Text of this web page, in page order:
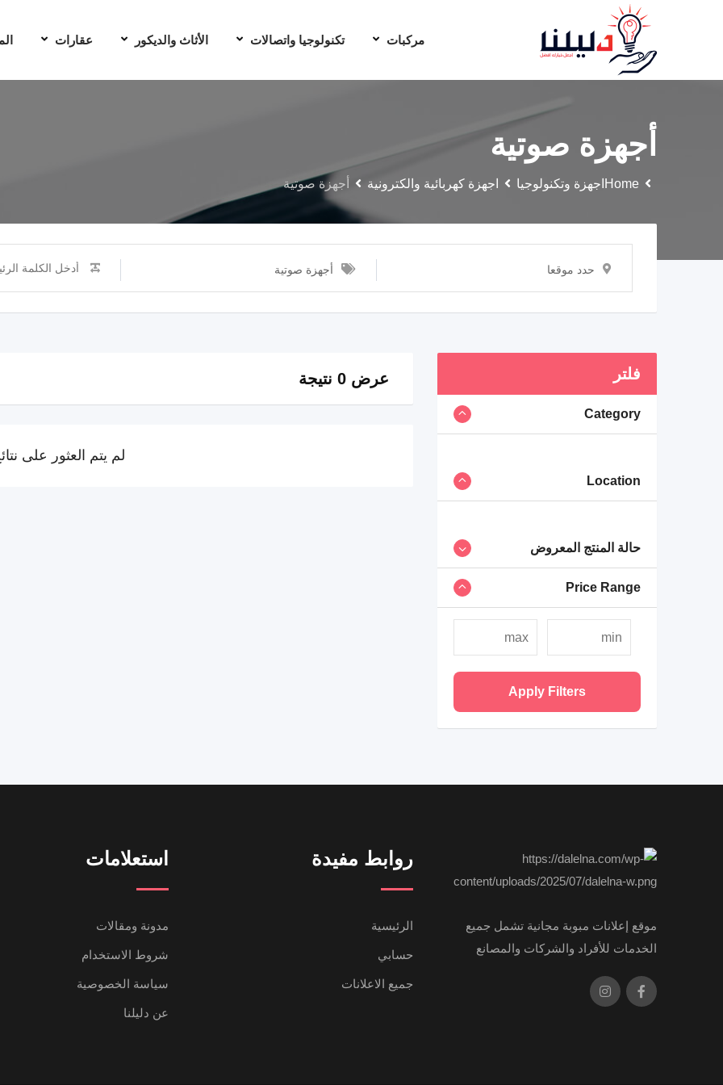
مركبات تكنولوجيا واتصالات الأثاث والديكور عقارات
أجهزة صوتية
Home اجهزة وتكنولوجيا اجهزة كهربائية والكترونية أجهزة صوتية
حدد موقعا أجهزة صوتية
فلتر
Category
Location
حالة المنتج المعروض
Price Range
Apply Filters
عرض 0 نتيجة
لم يتم العثور على
موقع إعلانات مبوبة مجانية تشمل جميع
الخدمات للأفراد والشركات والمصانع
روابط مفيدة
الرئيسية
حسابي
جميع الاعلانات
استعلامات
مدونة ومقالات
شروط الاستخدام
سياسة الخصوصية
عن دليلنا